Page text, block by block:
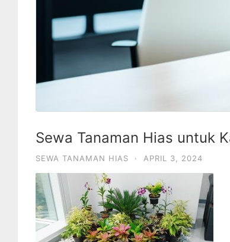
Sewa Tanaman Hias untuk
SEWA TANAMAN HIAS · APRIL 3, 2024